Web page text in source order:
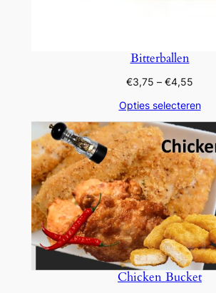
Bitterballen
€3,75 – €4,55
tot
€4,55
Opties selecteren
Chicken Bucket